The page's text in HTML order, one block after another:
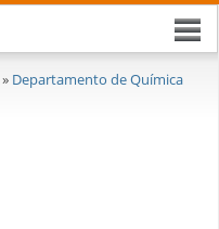
» Departamento de Química